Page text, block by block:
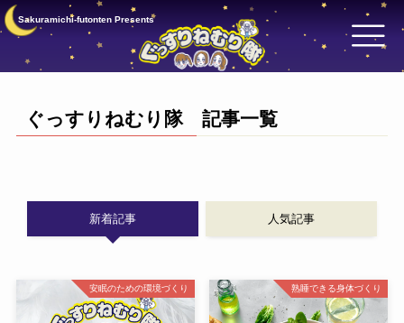
Sakuramichi-futonten Presents
ぐっすりねむり隊 記事一覧
新着記事 人気記事
安眠のための環境づくり 熟睡できる身体づくり